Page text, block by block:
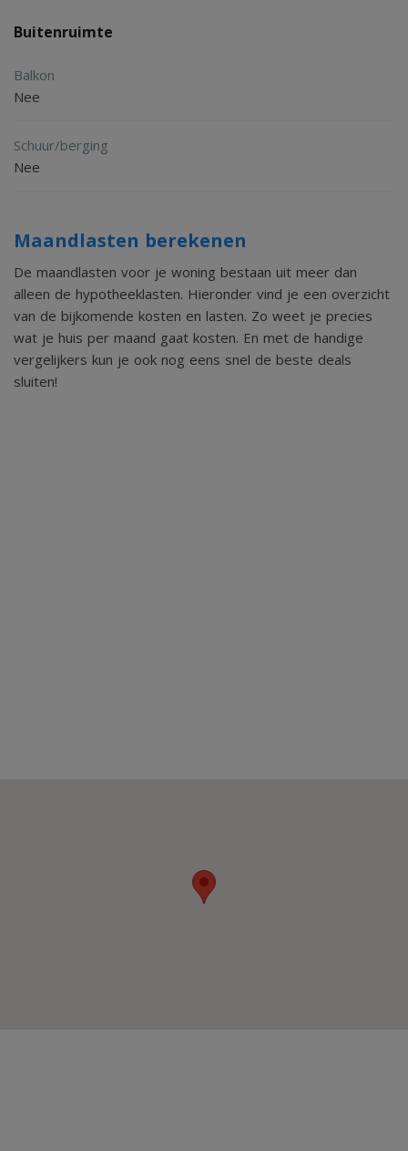
Buitenruimte
Balkon
Nee
Schuur/berging
Nee
Maandlasten berekenen
De maandlasten voor je woning bestaan uit meer dan
alleen de hypotheeklasten. Hieronder vind je een overzicht
van de bijkomende kosten en lasten. Zo weet je precies
wat je huis per maand gaat kosten. En met de handige
vergelijkers kun je ook nog eens snel de beste deals
sluiten!